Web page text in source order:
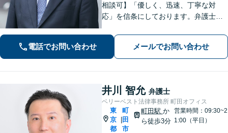
相談可】「優しく、迅速、丁寧な対
応」を信条にしております。弁護士に
少しの勇気を出して、お気軽にご相談
ください。【休日・夜間面談可】
電話でお問い合わせ メールでお問い合わせ
井川 智允 弁護士
ベリーベスト法律事務所 町田オフィス
東
京
都
町
田
市
町田駅 か
ら徒歩3分
営業時間：09:30~2
1:00（平日）